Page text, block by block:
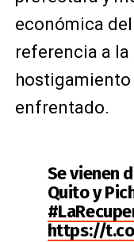
económica
referencia a
hostigamiento
enfrentado.
Se vienen
Quito y
https://